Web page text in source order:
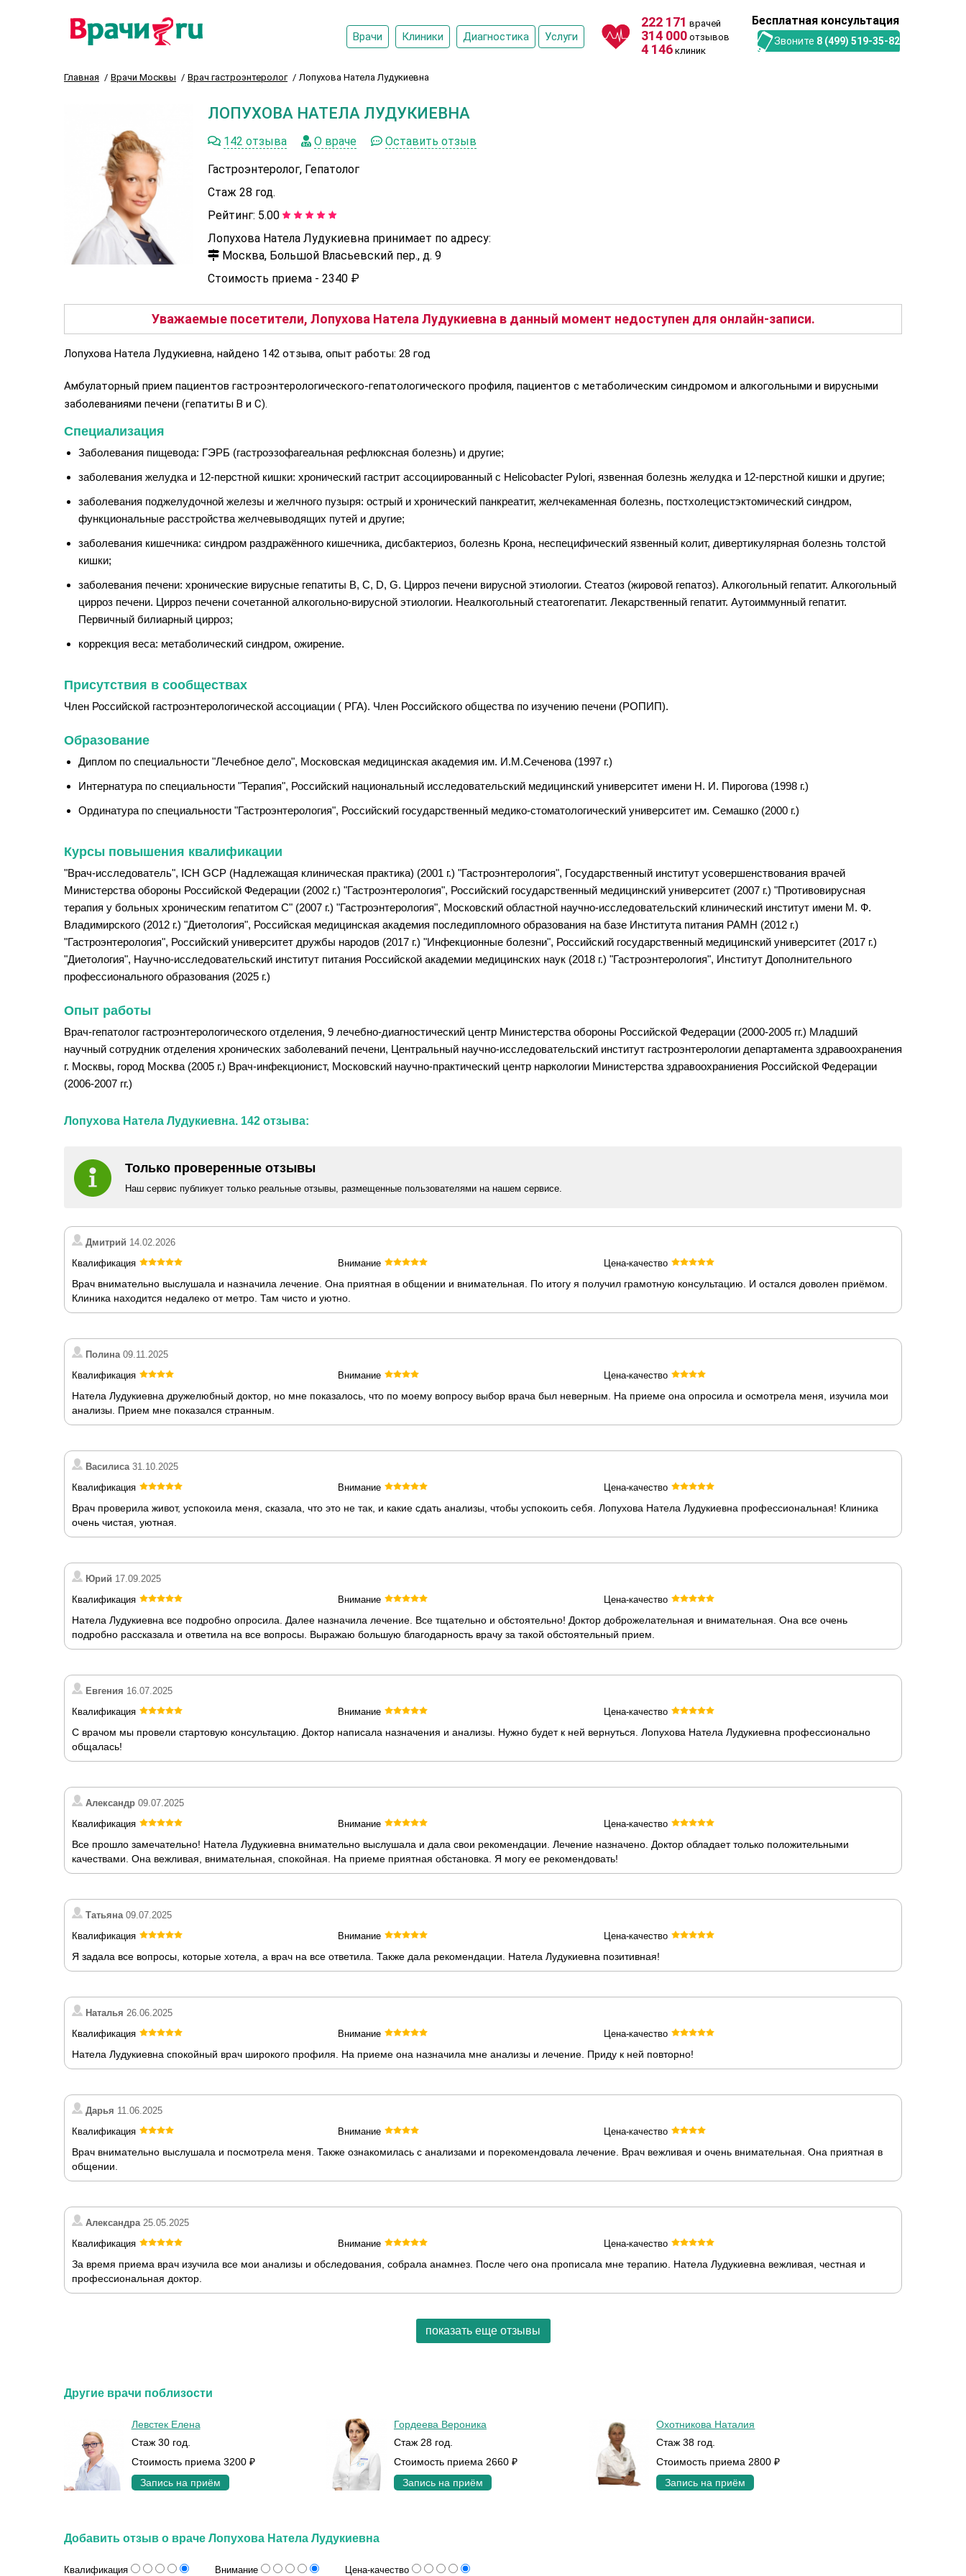
Врачи Клиники Диагностика Услуги
222 171 врачей
314 000 отзывов
4 146 клиник
Бесплатная консультация
Звоните 8 (499) 519-35-82
Главная Врачи Москвы Врач гастроэнтеролог Лопухова Натела Лудукиевна
ЛОПУХОВА НАТЕЛА ЛУДУКИЕВНА
142 отзыва О враче Оставить отзыв
Гастроэнтеролог, Гепатолог
Стаж 28 год.
Рейтинг: 5.00
Лопухова Натела Лудукиевна принимает по адресу:
Москва, Большой Власьевский пер., д. 9
Стоимость приема - 2340 ₽
Уважаемые посетители, Лопухова Натела Лудукиевна в данный момент недоступен для онлайн-записи.
Лопухова Натела Лудукиевна, найдено 142 отзыва, опыт работы: 28 год
Амбулаторный прием пациентов гастроэнтерологического-гепатологического профиля, пациентов с метаболическим синдромом и алкогольными и вирусными
заболеваниями печени (гепатиты B и C).
Специализация
Заболевания пищевода: ГЭРБ (гастроэзофагеальная рефлюксная болезнь) и другие;
заболевания желудка и 12-перстной кишки: хронический гастрит ассоциированный с Нelicobacter Pylori, язвенная болезнь желудка и 12-перстной кишки и другие;
заболевания поджелудочной железы и желчного пузыря: острый и хронический панкреатит, желчекаменная болезнь, постхолецистэктомический синдром,
функциональные расстройства желчевыводящих путей и другие;
заболевания кишечника: синдром раздражённого кишечника, дисбактериоз, болезнь Крона, неспецифический язвенный колит, дивертикулярная болезнь толстой
кишки;
заболевания печени: хронические вирусные гепатиты В, С, D, G. Цирроз печени вирусной этиологии. Стеатоз (жировой гепатоз). Алкогольный гепатит. Алкогольный
цирроз печени. Цирроз печени сочетанной алкогольно-вирусной этиологии. Неалкогольный стеатогепатит. Лекарственный гепатит. Аутоиммунный гепатит.
Первичный билиарный цирроз;
коррекция веса: метаболический синдром, ожирение.
Присутствия в сообществах
Член Российской гастроэнтерологической ассоциации ( РГА). Член Российского общества по изучению печени (РОПИП).
Образование
Диплом по специальности "Лечебное дело", Московская медицинская академия им. И.М.Сеченова (1997 г.)
Интернатура по специальности "Терапия", Российский национальный исследовательский медицинский университет имени Н. И. Пирогова (1998 г.)
Ординатура по специальности "Гастроэнтерология", Российский государственный медико-стоматологический университет им. Семашко (2000 г.)
Курсы повышения квалификации
"Врач-исследователь", ICH GCP (Надлежащая клиническая практика) (2001 г.) "Гастроэнтерология", Государственный институт усовершенствования врачей
Министерства обороны Российской Федерации (2002 г.) "Гастроэнтерология", Российский государственный медицинский университет (2007 г.) "Противовирусная
терапия у больных хроническим гепатитом С" (2007 г.) "Гастроэнтерология", Московский областной научно-исследовательский клинический институт имени М. Ф.
Владимирского (2012 г.) "Диетология", Российская медицинская академия последипломного образования на базе Института питания РАМН (2012 г.)
"Гастроэнтерология", Российский университет дружбы народов (2017 г.) "Инфекционные болезни", Российский государственный медицинский университет (2017 г.)
"Диетология", Научно-исследовательский институт питания Российской академии медицинских наук (2018 г.) "Гастроэнтерология", Институт Дополнительного
профессионального образования (2025 г.)
Опыт работы
Врач-гепатолог гастроэнтерологического отделения, 9 лечебно-диагностический центр Министерства обороны Российской Федерации (2000-2005 гг.) Младший
научный сотрудник отделения хронических заболеваний печени, Центральный научно-исследовательский институт гастроэнтерологии департамента здравоохранения
г. Москвы, город Москва (2005 г.) Врач-инфекционист, Московский научно-практический центр наркологии Министерства здравоохраниения Российской Федерации
(2006-2007 гг.)
Лопухова Натела Лудукиевна. 142 отзыва:
Только проверенные отзывы
Наш сервис публикует только реальные отзывы, размещенные пользователями на нашем сервисе.
Дмитрий 14.02.2026
Квалификация
Внимание Цена-качество
Врач внимательно выслушала и назначила лечение. Она приятная в общении и внимательная. По итогу я получил грамотную консультацию. И остался доволен приёмом.
Клиника находится недалеко от метро. Там чисто и уютно.
Полина09.11.2025
Квалификация
Внимание Цена-качество
Натела Лудукиевна дружелюбный доктор, но мне показалось, что по моему вопросу выбор врача был неверным. На приеме она опросила и осмотрела меня, изучила мои
анализы. Прием мне показался странным.
Василиса31.10.2025
Квалификация
Внимание Цена-качество
Врач проверила живот, успокоила меня, сказала, что это не так, и какие сдать анализы, чтобы успокоить себя. Лопухова Натела Лудукиевна профессиональная! Клиника
очень чистая, уютная.
Юрий 17.09.2025
Квалификация
Внимание Цена-качество
Натела Лудукиевна все подробно опросила. Далее назначила лечение. Все тщательно и обстоятельно! Доктор доброжелательная и внимательная. Она все очень
подробно рассказала и ответила на все вопросы. Выражаю большую благодарность врачу за такой обстоятельный прием.
Евгения 16.07.2025
Квалификация
Внимание Цена-качество
С врачом мы провели стартовую консультацию. Доктор написала назначения и анализы. Нужно будет к ней вернуться. Лопухова Натела Лудукиевна профессионально
общалась!
Александр 09.07.2025
Квалификация
Внимание Цена-качество
Все прошло замечательно! Натела Лудукиевна внимательно выслушала и дала свои рекомендации. Лечение назначено. Доктор обладает только положительными
качествами. Она вежливая, внимательная, спокойная. На приеме приятная обстановка. Я могу ее рекомендовать!
Татьяна09.07.2025
Квалификация
Внимание Цена-качество
Я задала все вопросы, которые хотела, а врач на все ответила. Также дала рекомендации. Натела Лудукиевна позитивная!
Наталья 26.06.2025
Квалификация
Внимание Цена-качество
Натела Лудукиевна спокойный врач широкого профиля. На приеме она назначила мне анализы и лечение. Приду к ней повторно!
Дарья 11.06.2025
Квалификация
Внимание Цена-качество
Врач внимательно выслушала и посмотрела меня. Также ознакомилась с анализами и порекомендовала лечение. Врач вежливая и очень внимательная. Она приятная в
общении.
Александра25.05.2025
Квалификация
Внимание Цена-качество
За время приема врач изучила все мои анализы и обследования, собрала анамнез. После чего она прописала мне терапию. Натела Лудукиевна вежливая, честная и
профессиональная доктор.
показать еще отзывы
Другие врачи поблизости
Левстек Елена
Стаж 30 год.
Стоимость приема 3200 ₽
Запись на приём
Гордеева Вероника
Стаж 28 год.
Стоимость приема 2660 ₽
Запись на приём
Охотникова Наталия
Стаж 38 год.
Стоимость приема 2800 ₽
Запись на приём
Добавить отзыв о враче Лопухова Натела Лудукиевна
Квалификация Внимание Цена-качество